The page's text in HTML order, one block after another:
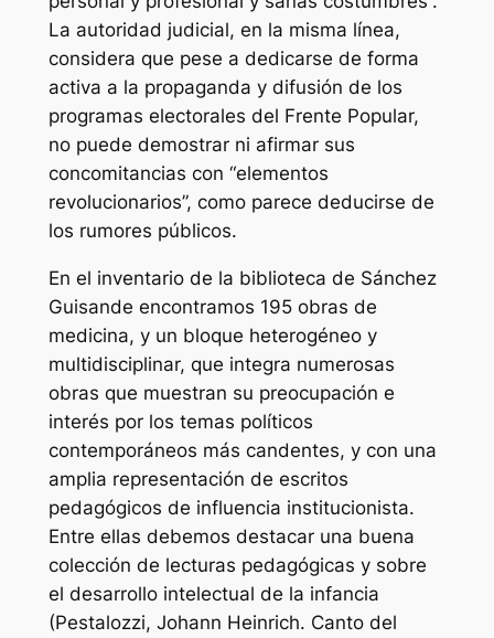
La autoridad judicial, en la misma línea,
considera que pese a dedicarse de forma
activa a la propaganda y difusión de los
programas electorales del Frente Popular,
no puede demostrar ni afirmar sus
concomitancias con “elementos
revolucionarios”, como parece deducirse de
los rumores públicos.
En el inventario de la biblioteca de Sánchez
Guisande encontramos 195 obras de
medicina, y un bloque heterogéneo y
multidisciplinar, que integra numerosas
obras que muestran su preocupación e
interés por los temas políticos
contemporáneos más candentes, y con una
amplia representación de escritos
pedagógicos de influencia institucionista.
Entre ellas debemos destacar una buena
colección de lecturas pedagógicas y sobre
el desarrollo intelectual de la infancia
(Pestalozzi, Johann Heinrich. Canto del